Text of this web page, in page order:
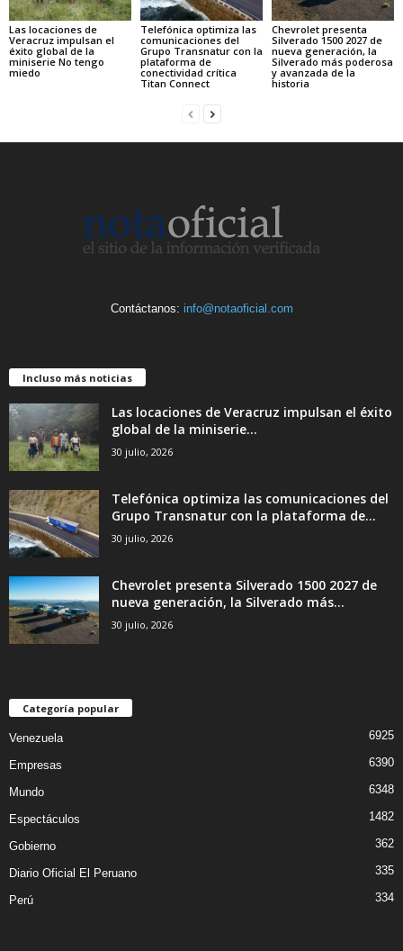
Las locaciones de
Veracruz impulsan el
éxito global de la
miniserie No tengo
miedo
Telefónica optimiza las
comunicaciones del
Grupo Transnatur con la
plataforma de
conectividad crítica
Titan Connect
Chevrolet presenta
Silverado 1500 2027 de
nueva generación, la
Silverado más poderosa
y avanzada de la
historia
Contáctanos: info@notaoficial.com
Incluso más noticias
Las locaciones de Veracruz impulsan el éxito
global de la miniserie...
30 julio, 2026
Telefónica optimiza las comunicaciones del
Grupo Transnatur con la plataforma de...
30 julio, 2026
Chevrolet presenta Silverado 1500 2027 de
nueva generación, la Silverado más...
30 julio, 2026
Categoría popular
Venezuela 6925
Empresas 6390
Mundo 6348
Espectáculos 1482
Gobierno 362
Diario Oficial El Peruano 335
Perú 334